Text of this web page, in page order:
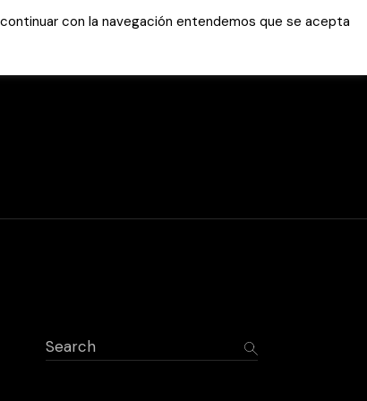
WEB
Antivirus
Search
con la navegación entendemos que se acepta